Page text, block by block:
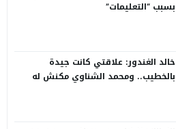
بسبب “التعليمات”
خالد الغندور: علاقتي كانت جيدة
بالخطيب.. ومحمد الشناوي مكنش له